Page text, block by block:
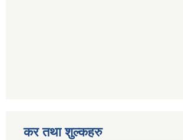
कर तथा शुल्कहरु